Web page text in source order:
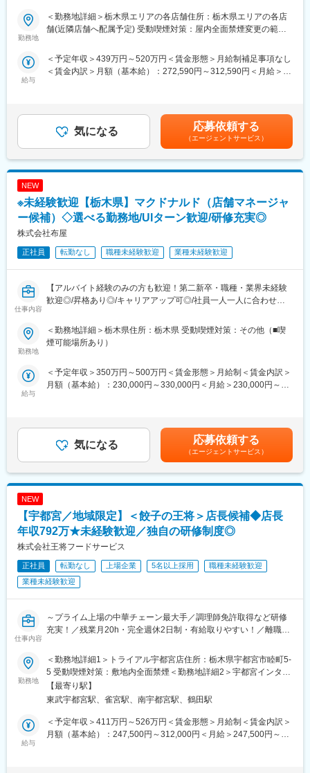
実／研修体制◎／店舗責任者以外のキャリア選択も豊富！～
★求人のおすすめポイント★
タート◎
・『人』を大切にする会社で着実にキャリアアップを目指せま
■業務内容：
「丸亀製麺」各店舗の店長候補としてお任せいたします。
具体的には、
・調理、接客
・シフト作成
・品質管理、衛生管理
地域のお客様に喜ばれる企画の立案＆実行などを、スタッフと協
力して行います。
■研修体制：
充実した研修体制により着実にキャリアアップを目指せます
・集合研修（2日間）：経営理念や社内規定を学び、企業理解を深
める
・実地研修（1ヶ月～2ヶ月間／各エリアの教育指定店舗）：実際
の店舗での営業を通じてスキルを磨きます
■キャリアパス：
2028年3月までに国内1100店舗を目指しており、キャリアアップ
・2年目：マネージャーに昇進
・3年目：チーフマネージャーに抜擢
さらに社内公募に挑戦し、教育研修や商品開発、海外部門など他
部門で活躍することも可能です。
・お客様満足を第一に： 店長の評価は【売上/利益2割、お客様満
足8割】。お客様に喜んで頂くことを最優先に考えています。
・こだわりとぬくもり：ただチェーン店を増やすのではなく、店
舗ごとの「こだわり」を重視し、人でしか提供できない「ぬくも
り」を大切にしています。
・店長本来の業務に集中できる環境：報告業務のシステム化やオ
ペレーションの改良を続け、店長が本来の業務に集中できる環境
を整えています。
丸亀製麺での店長候補として、あなたのキャリアを大きく広げ、
成長してみませんか？
変更の範囲：会社の定める業務
勤務地
＜勤務地詳細＞栃木県エリアの各店舗住所：栃木県エリアの各店
舗(近隣店舗へ配属予定) 受動喫煙対策：屋内全面禁煙変更の範
給与
＜予定年収＞439万円～520万円＜賃金形態＞月給制補足事項なし
＜賃金内訳＞月額（基本給）：272,590円～312,590円＜月給＞
昇給：年2回（6月・12月）賞与：年2回（6月・12月）※別途、会
社業績によりインセンティブ制度あり賃金はあくまでも目安の金
額であり、選考を通じて上下する可能性があります。月給(月額)は
固定手当を含めた表記です。
気になる 応募依頼する
（エージェントサービス）
NEW
※未経験歓迎【栃木県】マクドナルド（店舗マネージャ
ー候補）◇選べる勤務地/UIターン歓迎/研修充実◎
株式会社布屋
正社員 転勤なし 職種未経験歓迎 業種未経験歓迎
仕事内容
【アルバイト経験のみの方も歓迎！第二新卒・職種・業界未経験
歓迎◎/昇格あり◎/キャリアアップ可◎/社員一人一人に合わせた
■職務内容：当社にて、マクドナルド（店舗マネージャー候補）を
お任せいたします。
1.キッチン:動画やイラストを見ながら学べるので未経験の方もご
安心ください。
4.クルー(アルバイト)の育成:iPadを使って教育を行ないます。自
分が育てたクルーの活躍を間近に見れます。
5.資材管理:消費期限の確認、品質管理、資材の在庫確認、発注な
ど日課で行います。
6.機器メンテナンス:マニュアル、チェック表をもとに、毎日実施
■勤務地について：栃木県のマクドナルド9店舗の内、いずれかの
店舗への配属となります。通勤距離やお住まいの地域を考慮いた
します。ご希望の店舗があればぜひご相談ください
・宇都宮インターパーク福田屋店
・上三川インターチェンジ店
・宇都宮テクノポリスセンター店
・白沢街道宇都宮店
・宝積寺バイパス店
・4号線さくら氏家店
・408真岡店
・鹿沼晃望台店
※将来的には県外店舗への転勤の可能性もございます。
■入社後について：マネージャートレーニーとして入社いただき、
ステップアップが可能です。店長として実力を発揮いただけまし
たら、約10店舗の統括を担当するエリアマネージャーとしての登
勤務地
＜勤務地詳細＞栃木県住所：栃木県 受動喫煙対策：その他（■喫
煙可能場所あり）
給与
＜予定年収＞350万円～500万円＜賃金形態＞月給制＜賃金内訳＞
月額（基本給）：230,000円～330,000円＜月給＞230,000円～
年収:500万円～700万円賃金はあくまでも目安の金額であり、選
考を通じて上下する可能性があります。月給(月額)は固定手当を含
気になる 応募依頼する
（エージェントサービス）
NEW
【宇都宮／地域限定】＜餃子の王将＞店長候補◆店長
年収792万★未経験歓迎／独自の研修制度◎
株式会社王将フードサービス
正社員 転勤なし 上場企業 5名以上採用
職種未経験歓迎
業種未経験歓迎
仕事内容
～プライム上場の中華チェーン最大手／調理師免許取得など研修
充実！／残業月20h・完全週休2日制・有給取りやすい！／離職率
■業務概要：
中華料理チェーン最大手である「餃子の王将」にて接客・調理か
らスタート。将来的には店長としてスタッフ教育や集客企画等の
店舗づくりもお任せします
＜★飲食業を盛り上げていきたい方歓迎！あなたオリジナルの餃
子の王将を★＞
王将の店長の裁量権は他の飲食企業の規模とは大きく異なりま
勤務地
＜勤務地詳細1＞トライアル宇都宮店住所：栃木県宇都宮市睦町5-
5 受動喫煙対策：敷地内全面禁煙＜勤務地詳細2＞宇都宮インター
パークビレッジ店住所：栃木県宇都宮市インターパーク4-1-3 受動
喫煙対策：敷地内全面禁煙変更の範囲：会社の定める事業所
【最寄り駅】
東武宇都宮駅、雀宮駅、南宇都宮駅、鶴田駅
給与
＜予定年収＞411万円～526万円＜賃金形態＞月給制＜賃金内訳＞
月額（基本給）：247,500円～312,000円＜月給＞247,500円～